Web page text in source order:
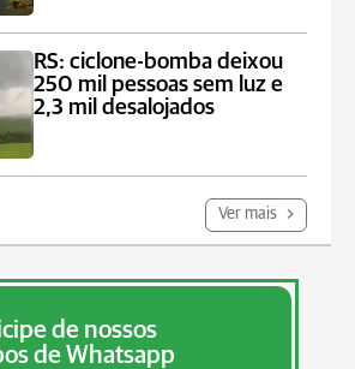
RS: ciclone-bomba deixou
250 mil pessoas sem luz e
2,3 mil desalojados
Ver mais
de nossos
de Whatsapp